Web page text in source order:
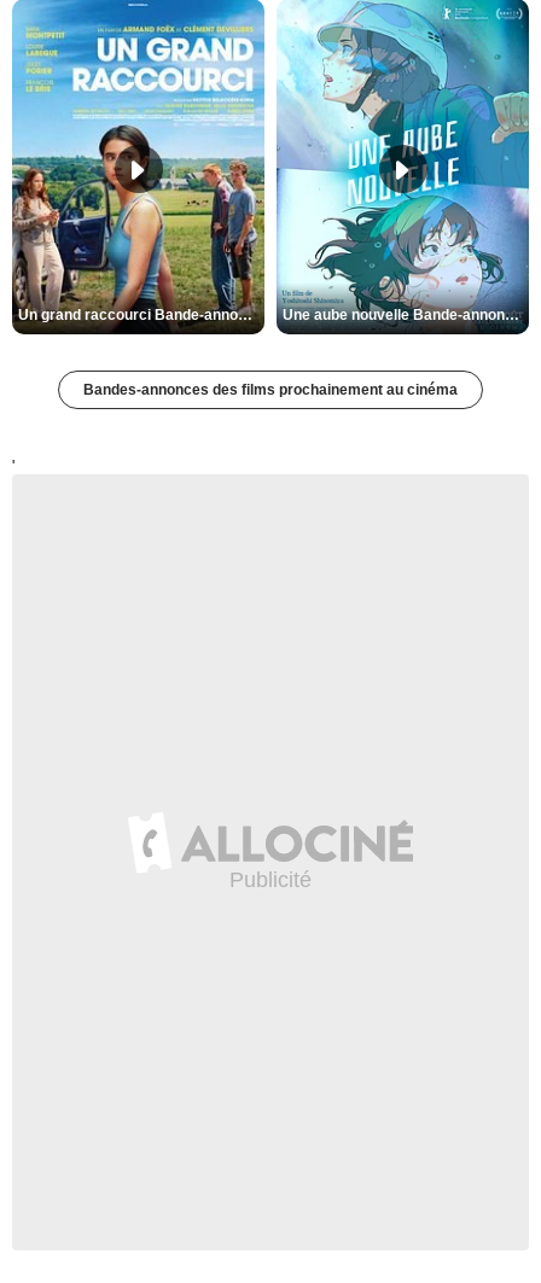
Un grand raccourci Bande-annonce VF Une aube nouvelle Bande-annonce VO STFR
Bandes-annonces des films prochainement au cinéma
'